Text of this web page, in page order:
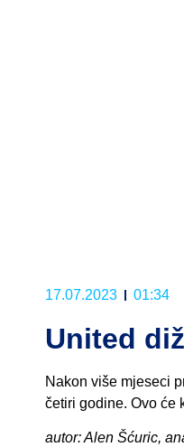
17.07.2023 01:34
United
Nakon više mjeseci
četiri godine. Ovo će
autor: Alen Šćuric,